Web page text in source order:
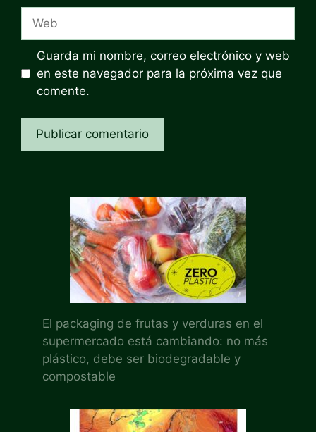
Guarda mi nombre, correo electrónico y web
en este navegador para la próxima vez que
comente.
El packaging de frutas y verduras en el
supermercado está cambiando: no más
plástico, debe ser biodegradable y
compostable